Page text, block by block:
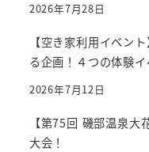
2026年7月28日
【空き家利用イベン
る企画！４つの体験
2026年7月12日
【第75回 磯部温泉大
大会！